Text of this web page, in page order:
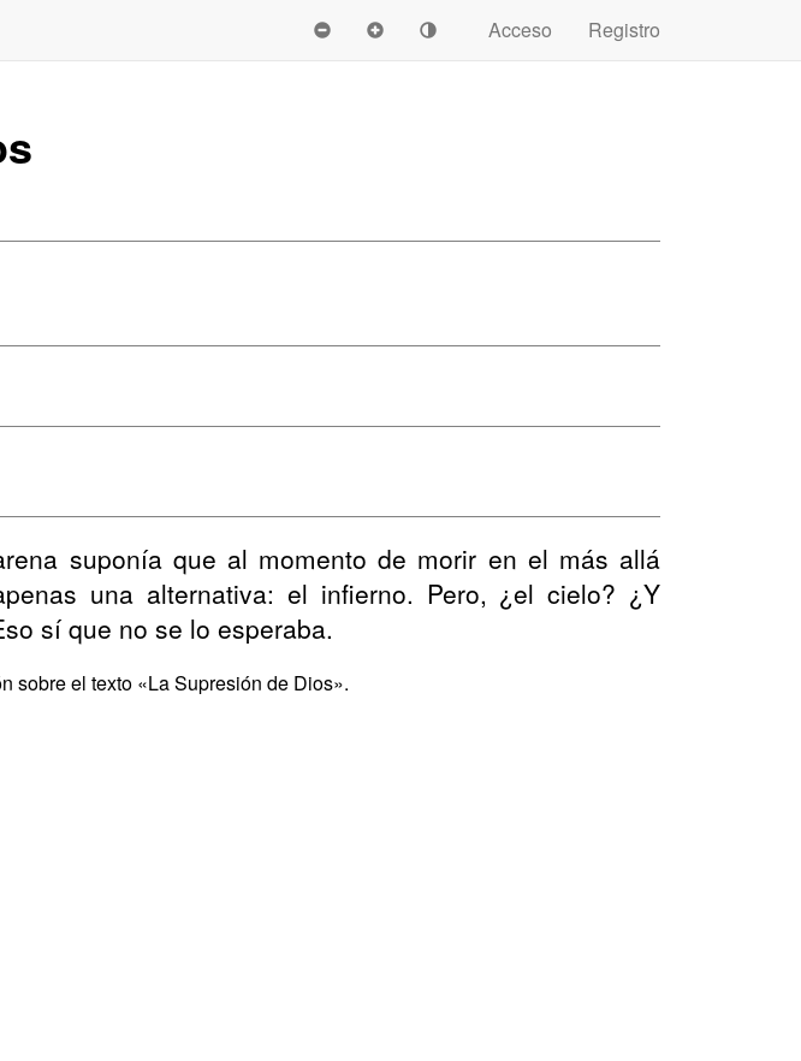
Acceso
Registro
suponía que al momento de morir en el más allá
una alternativa: el infierno. Pero, ¿el cielo? ¿Y
sí que no se lo esperaba.
sobre el texto «La Supresión de Dios».